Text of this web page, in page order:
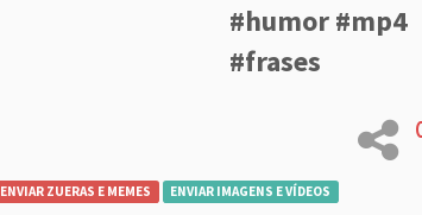
#humor #mp4
#frases
ENVIAR ZUERAS E MEMES ENVIAR IMAGENS E VÍDEOS